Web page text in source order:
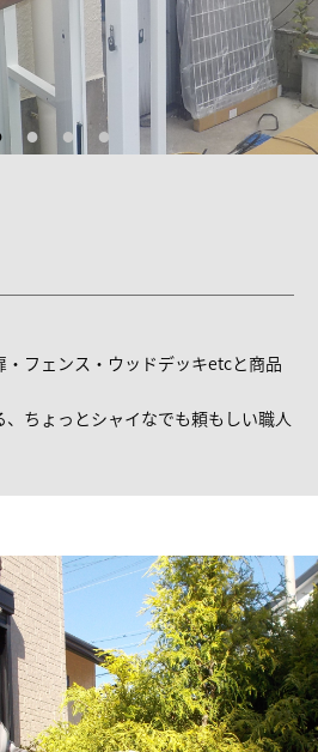
フェンス・ウッドデッキetcと商品
ちょっとシャイなでも頼もしい職人